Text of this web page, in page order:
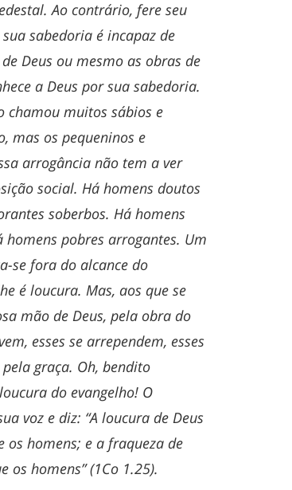
Ao contrário, fere seu
sabedoria é incapaz de
Deus ou mesmo as obras de
a Deus por sua sabedoria.
chamou muitos sábios e
mas os pequeninos e
arrogância não tem a ver
social. Há homens doutos
soberbos. Há homens
pobres arrogantes. Um
se fora do alcance do
é loucura. Mas, aos que se
mão de Deus, pela obra do
esses se arrependem, esses
graça. Oh, bendito
do evangelho! O
voz e diz: “A loucura de Deus
os homens; e a fraqueza de
os homens” (1Co 1.25).